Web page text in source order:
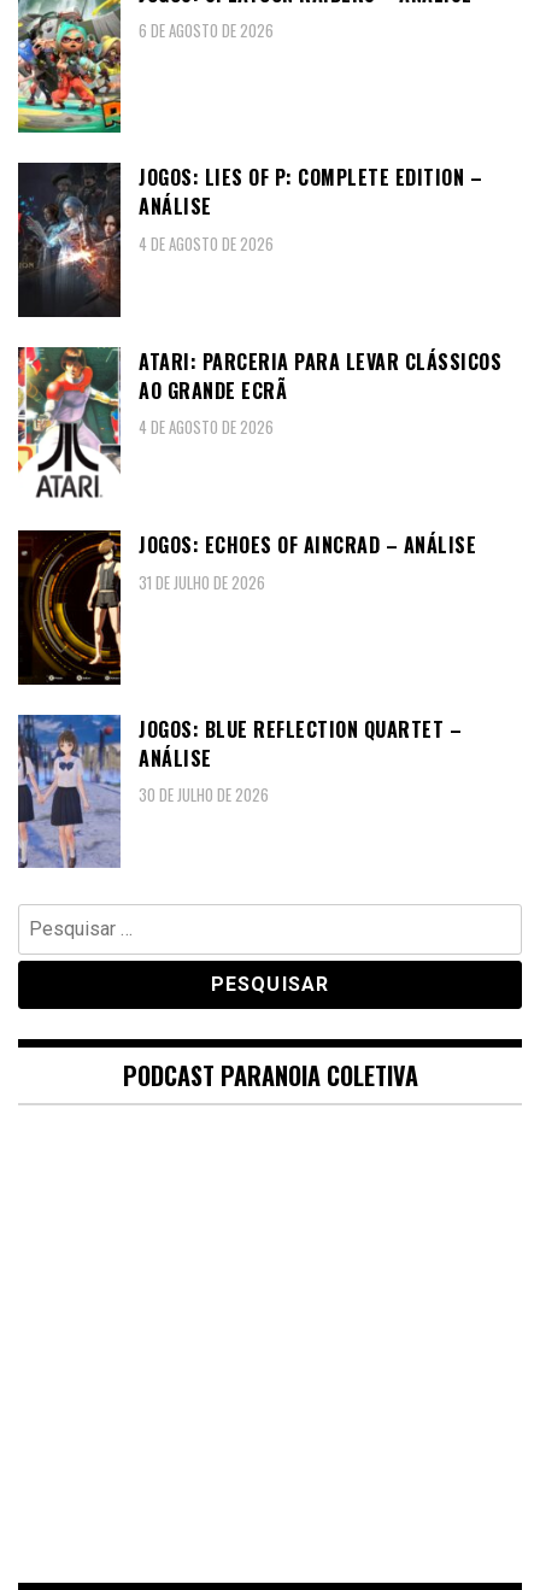
6 DE AGOSTO DE 2026
JOGOS: LIES OF P: COMPLETE EDITION –
ANÁLISE
4 DE AGOSTO DE 2026
ATARI: PARCERIA PARA LEVAR CLÁSSICOS
AO GRANDE ECRÃ
4 DE AGOSTO DE 2026
JOGOS: ECHOES OF AINCRAD – ANÁLISE
31 DE JULHO DE 2026
JOGOS: BLUE REFLECTION QUARTET –
ANÁLISE
30 DE JULHO DE 2026
Pesquisar
por:
PODCAST PARANOIA COLETIVA